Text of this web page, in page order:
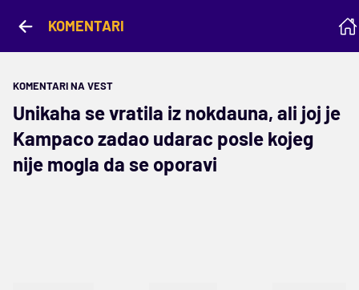
KOMENTARI
KOMENTARI NA VEST
Unikaha se vratila iz nokdauna, ali joj je
Kampaco zadao udarac posle kojeg
nije mogla da se oporavi